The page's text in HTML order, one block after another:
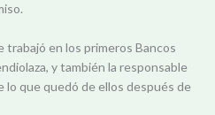
trabajó en los primeros Bancos
y también la responsable
que quedó de ellos después de